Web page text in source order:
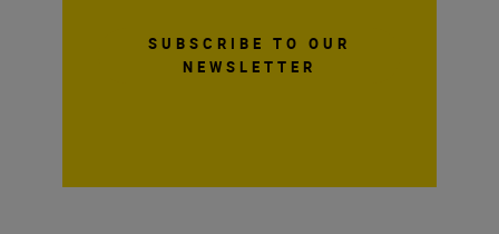
SUBSCRIBE TO OUR
NEWSLETTER